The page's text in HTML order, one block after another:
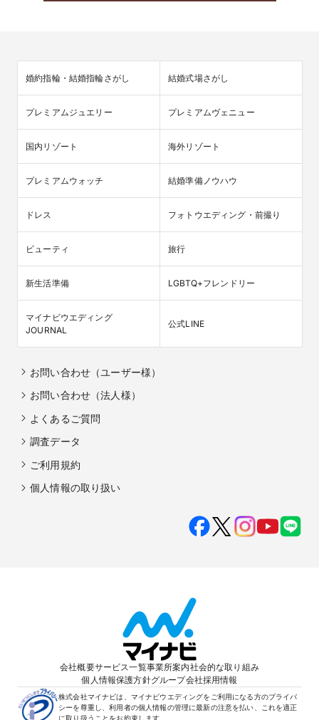
婚約指輪・結婚指輪さがし 結婚式場さがし
プレミアムジュエリー プレミアムヴェニュー
国内リゾート 海外リゾート
プレミアムウォッチ 結婚準備ノウハウ
ドレス フォトウエディング・前撮り
ビューティ 旅行
新生活準備 LGBTQ+フレンドリー
マイナビウエディング
JOURNAL
公式LINE
お問い合わせ（ユーザー様）
お問い合わせ（法人様）
よくあるご質問
調査データ
ご利用規約
個人情報の取り扱い
会社概要サービス一覧事業所案内社会的な取り組み
個人情報保護方針グループ会社採用情報
株式会社マイナビは、マイナビウエディングをご利用になる方のプライバ
シーを尊重し、利用者の個人情報の管理に最新の注意を払い、これを適正
に取り扱うことをお約束します。